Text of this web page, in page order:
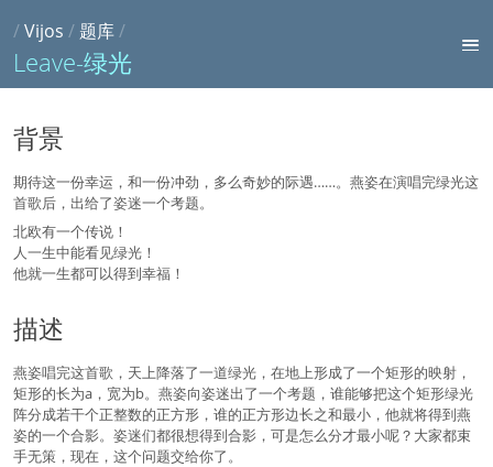
/Vijos / 题库/
Leave-绿光
背景
期待这一份幸运，和一份冲劲，多么奇妙的际遇……。燕姿在演唱完绿光这
首歌后，出给了姿迷一个考题。
北欧有一个传说！
人一生中能看见绿光！
他就一生都可以得到幸福！
描述
燕姿唱完这首歌，天上降落了一道绿光，在地上形成了一个矩形的映射，
矩形的长为a，宽为b。燕姿向姿迷出了一个考题，谁能够把这个矩形绿光
阵分成若干个正整数的正方形，谁的正方形边长之和最小，他就将得到燕
姿的一个合影。姿迷们都很想得到合影，可是怎么分才最小呢？大家都束
手无策，现在，这个问题交给你了。